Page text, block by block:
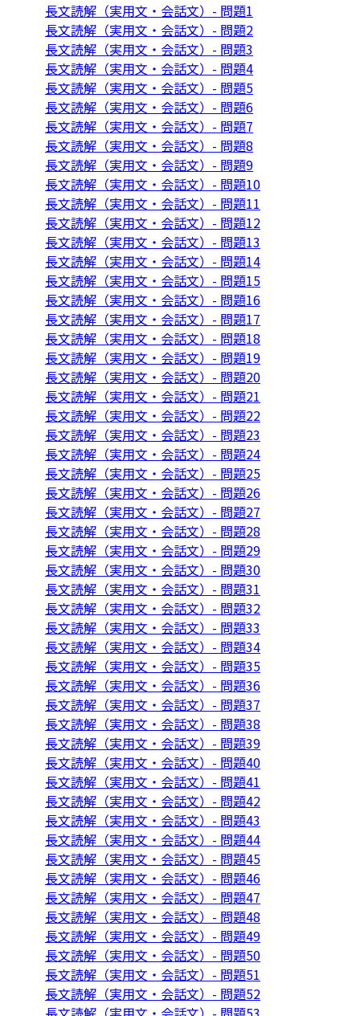
長文読解（実用文・会話文）- 問題1
長文読解（実用文・会話文）- 問題2
長文読解（実用文・会話文）- 問題3
長文読解（実用文・会話文）- 問題4
長文読解（実用文・会話文）- 問題5
長文読解（実用文・会話文）- 問題6
長文読解（実用文・会話文）- 問題7
長文読解（実用文・会話文）- 問題8
長文読解（実用文・会話文）- 問題9
長文読解（実用文・会話文）- 問題10
長文読解（実用文・会話文）- 問題11
長文読解（実用文・会話文）- 問題12
長文読解（実用文・会話文）- 問題13
長文読解（実用文・会話文）- 問題14
長文読解（実用文・会話文）- 問題15
長文読解（実用文・会話文）- 問題16
長文読解（実用文・会話文）- 問題17
長文読解（実用文・会話文）- 問題18
長文読解（実用文・会話文）- 問題19
長文読解（実用文・会話文）- 問題20
長文読解（実用文・会話文）- 問題21
長文読解（実用文・会話文）- 問題22
長文読解（実用文・会話文）- 問題23
長文読解（実用文・会話文）- 問題24
長文読解（実用文・会話文）- 問題25
長文読解（実用文・会話文）- 問題26
長文読解（実用文・会話文）- 問題27
長文読解（実用文・会話文）- 問題28
長文読解（実用文・会話文）- 問題29
長文読解（実用文・会話文）- 問題30
長文読解（実用文・会話文）- 問題31
長文読解（実用文・会話文）- 問題32
長文読解（実用文・会話文）- 問題33
長文読解（実用文・会話文）- 問題34
長文読解（実用文・会話文）- 問題35
長文読解（実用文・会話文）- 問題36
長文読解（実用文・会話文）- 問題37
長文読解（実用文・会話文）- 問題38
長文読解（実用文・会話文）- 問題39
長文読解（実用文・会話文）- 問題40
長文読解（実用文・会話文）- 問題41
長文読解（実用文・会話文）- 問題42
長文読解（実用文・会話文）- 問題43
長文読解（実用文・会話文）- 問題44
長文読解（実用文・会話文）- 問題45
長文読解（実用文・会話文）- 問題46
長文読解（実用文・会話文）- 問題47
長文読解（実用文・会話文）- 問題48
長文読解（実用文・会話文）- 問題49
長文読解（実用文・会話文）- 問題50
長文読解（実用文・会話文）- 問題51
長文読解（実用文・会話文）- 問題52